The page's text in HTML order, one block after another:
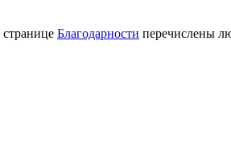
Благодарности перечислены